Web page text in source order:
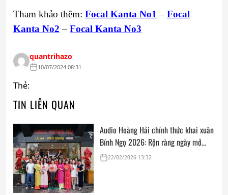
Tham khảo thêm: Focal Kanta No1 – Focal
Kanta No2 – Focal Kanta No3
quantrihazo
10/07/2024 08:31
Thẻ:
TIN LIÊN QUAN
Audio Hoàng Hải chính thức khai xuân
Bính Ngọ 2026: Rộn ràng ngày mở
cửa, trọn vẹn lời chúc đầu năm
22/02/2026 13:32